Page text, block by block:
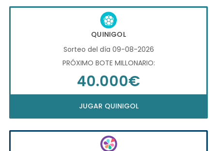
QUINIGOL
Sorteo del día 09-08-2026
PRÓXIMO BOTE MILLONARIO:
40.000€
JUGAR QUINIGOL